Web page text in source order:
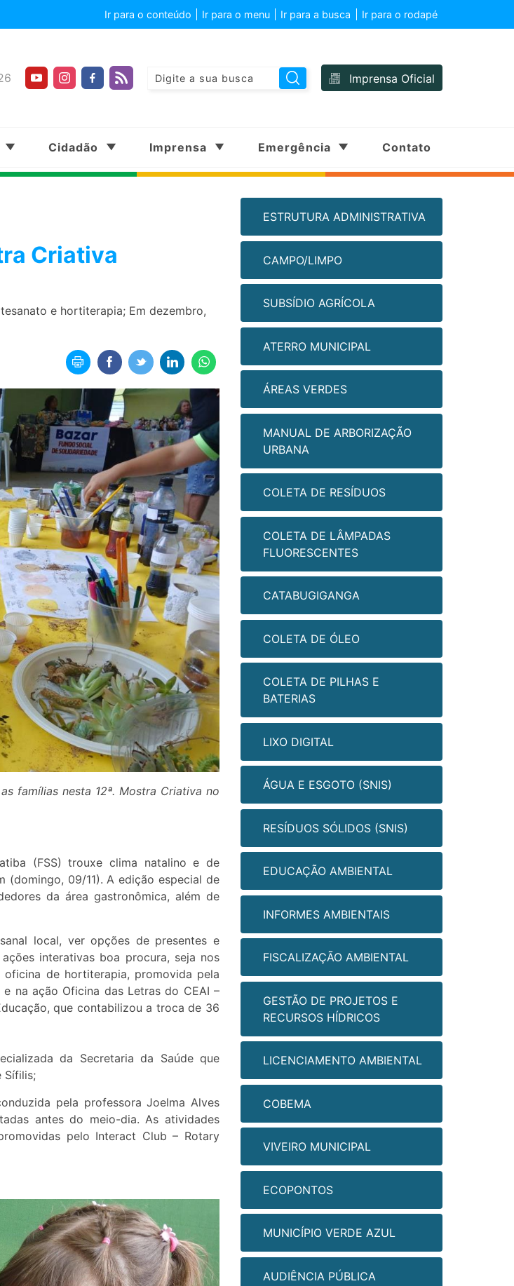
Ir para o conteúdo Ir para o menu Ir para a busca Ir para o rodapé
Imprensa Oficial
Cidadão Imprensa Emergência Contato
Criativa
e hortiterapia; Em dezembro,
famílias nesta 12ª. Mostra Criativa no
(FSS) trouxe clima natalino e de
09/11). A edição especial de
da área gastronômica, além de
local, ver opções de presentes e
interativas boa procura, seja nos
oficina de hortiterapia, promovida pela
na ação Oficina das Letras do CEAI –
que contabilizou a troca de 36
da Secretaria da Saúde que
Sífilis;
pela professora Joelma Alves
antes do meio-dia. As atividades
pelo Interact Club – Rotary
ESTRUTURA ADMINISTRATIVA
CAMPO/LIMPO
SUBSÍDIO AGRÍCOLA
ATERRO MUNICIPAL
ÁREAS VERDES
MANUAL DE ARBORIZAÇÃO
URBANA
COLETA DE RESÍDUOS
COLETA DE LÂMPADAS
FLUORESCENTES
CATABUGIGANGA
COLETA DE ÓLEO
COLETA DE PILHAS E
BATERIAS
LIXO DIGITAL
ÁGUA E ESGOTO (SNIS)
RESÍDUOS SÓLIDOS (SNIS)
EDUCAÇÃO AMBIENTAL
INFORMES AMBIENTAIS
FISCALIZAÇÃO AMBIENTAL
GESTÃO DE PROJETOS E
RECURSOS HÍDRICOS
LICENCIAMENTO AMBIENTAL
COBEMA
VIVEIRO MUNICIPAL
ECOPONTOS
MUNICÍPIO VERDE AZUL
AUDIÊNCIA PÚBLICA